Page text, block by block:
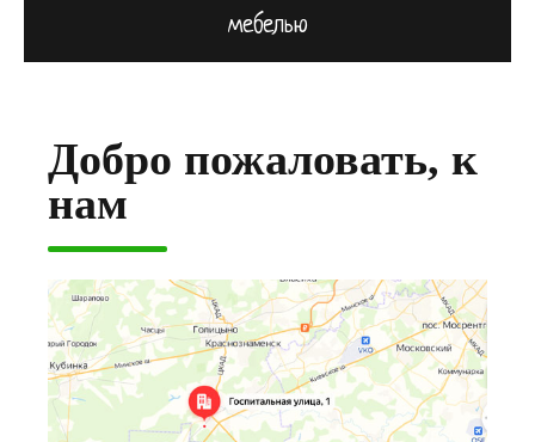
мебелью
Добро пожаловать, к
нам